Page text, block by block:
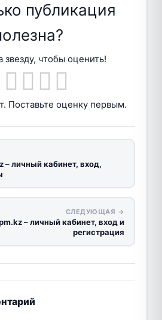
публикация
чтобы оценить!
Поставьте оценку первым.
личный кабинет, вход,
СЛЕДУЮЩАЯ →
– личный кабинет, вход и
регистрация